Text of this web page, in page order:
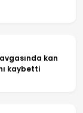
kan
kaybetti